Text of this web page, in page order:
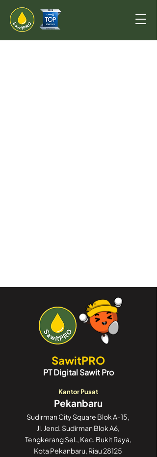
SawitPRO
PT Digital Sawit Pro
Kantor Pusat
Pekanbaru
Sudirman City Square Blok A-15,
Jl. Jend. Sudirman Blok A6,
Tengkerang Sel., Kec. Bukit Raya,
Kota Pekanbaru, Riau 28125